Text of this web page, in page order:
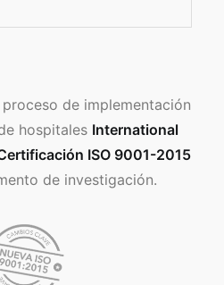
de implementación
hospitales International
ISO 9001-2015
de investigación.